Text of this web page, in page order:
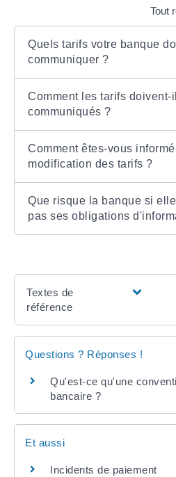
Tout
Quels tarifs votre banque
communiquer ?
Comment les tarifs doivent-
communiqués ?
Comment êtes-vous
modification des tarifs ?
Que risque la banque si
pas ses obligations
Textes de
référence
Questions ? Réponses !
Qu'est-ce qu'une
bancaire ?
Et aussi
Incidents de paiement